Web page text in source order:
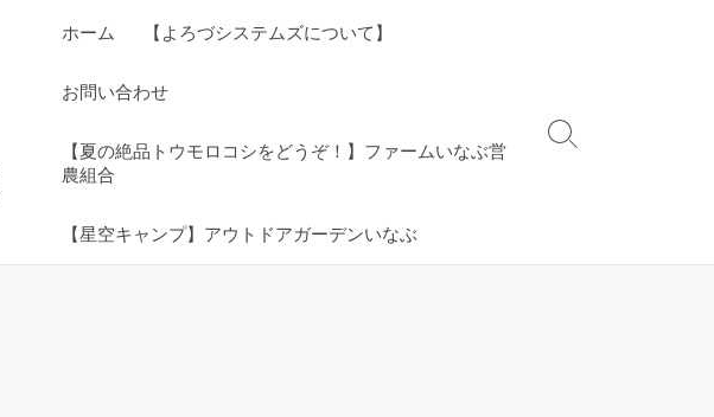
ホーム 【よろづシステムズについて】
お問い合わせ
【夏の絶品トウモロコシをどうぞ！】ファームいなぶ営
農組合
【星空キャンプ】アウトドアガーデンいなぶ
検